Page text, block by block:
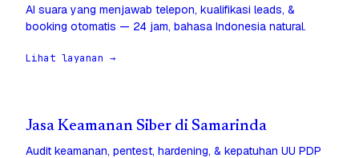
AI suara yang menjawab telepon, kualifikasi leads, &
booking otomatis — 24 jam, bahasa Indonesia natural.
Lihat layanan →
Jasa Keamanan Siber di Samarinda
Audit keamanan, pentest, hardening, & kepatuhan UU PDP